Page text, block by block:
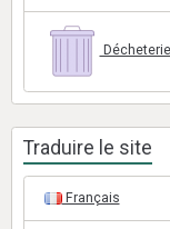
Décheterie
Traduire le site
Français